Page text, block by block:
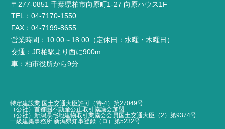
〒277-0851 千葉県柏市向原町1-27 向原ハウス1F
TEL：04-7170-1550
FAX：04-7199-8655
営業時間：10:00～18:00（定休日：水曜・木曜日）
交通：JR柏駅より西に900m
車：柏市役所から9分
特定建設業 国土交通大臣許可（特-4）第27049号
（公社）首都圏不動産公正取引協議会加盟
（公社）新潟県宅地建物取引業協会会員国土交通大臣（2）第9374号
一級建築事務所 新潟県知事登録（ロ）第5232号